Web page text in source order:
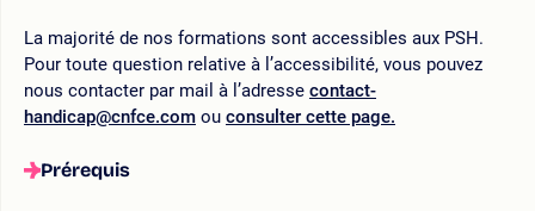
La majorité de nos formations sont accessibles aux PSH.
Pour toute question relative à l’accessibilité, vous pouvez
nous contacter par mail à l’adresse contact-
handicap@cnfce.com ou consulter cette page.
Prérequis